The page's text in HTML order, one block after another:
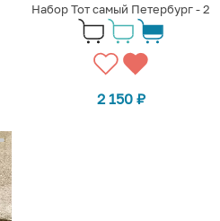
Набор Тот самый Петербург - 2
2 150 ₽